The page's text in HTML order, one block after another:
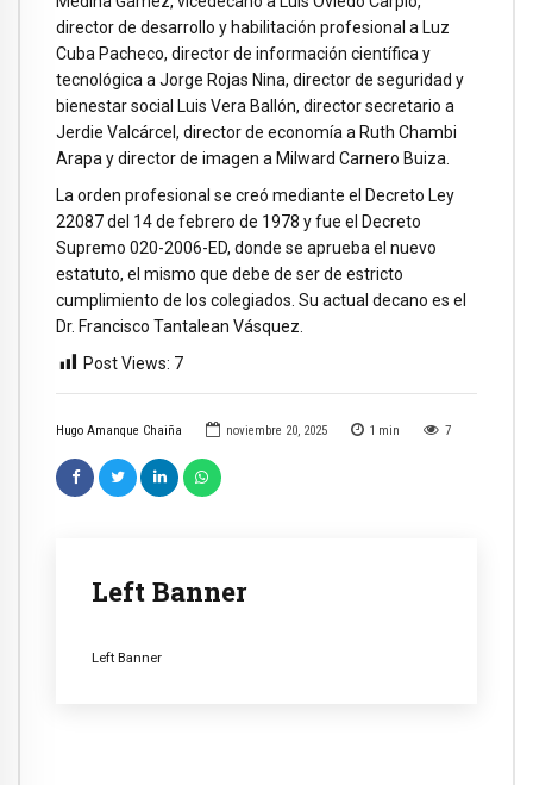
Hugo Amanque Chaiña noviembre 20, 2025 1 min 7
Left Banner
Left Banner
director de desarrollo y habilitación profesional a Luz
Cuba Pacheco, director de información científica y
tecnológica a Jorge Rojas Nina, director de seguridad y
bienestar social Luis Vera Ballón, director secretario a
Jerdie Valcárcel, director de economía a Ruth Chambi
Arapa y director de imagen a Milward Carnero Buiza.
La orden profesional se creó mediante el Decreto Ley
22087 del 14 de febrero de 1978 y fue el Decreto
Supremo 020-2006-ED, donde se aprueba el nuevo
estatuto, el mismo que debe de ser de estricto
cumplimiento de los colegiados. Su actual decano es el
Dr. Francisco Tantalean Vásquez.
Post Views: 7